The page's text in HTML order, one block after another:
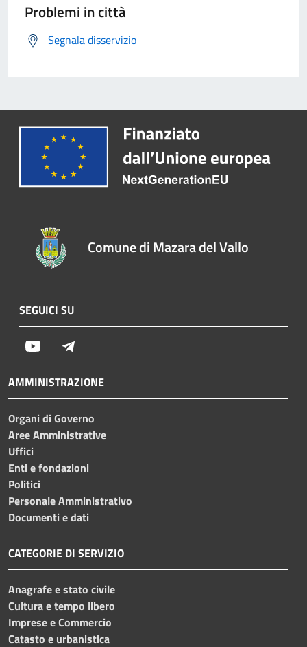
Problemi in città
Segnala disservizio
Comune di Mazara del Vallo
SEGUICI SU
Youtube
AMMINISTRAZIONE
Organi di Governo
Aree Amministrative
Uffici
Enti e fondazioni
Politici
Personale Amministrativo
Documenti e dati
CATEGORIE DI SERVIZIO
Anagrafe e stato civile
Cultura e tempo libero
Imprese e Commercio
Catasto e urbanistica